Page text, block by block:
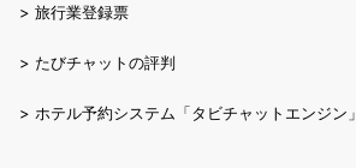
> 旅行業登録票
> たびチャットの評判
> ホテル予約システム「タビチャットエンジン」